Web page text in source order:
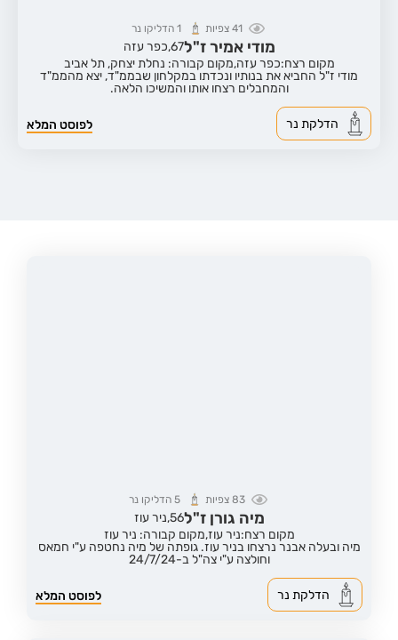
41 צפיות 1 הדליקו נר
מודי אמיר ז"ל67, כפר עזה
מקום רצח:כפר עזה,מקום קבורה: נחלת יצחק, תל אביב
מודי ז"ל החביא את בנותיו ונכדתו במקלחון שבממ"ד, יצא מהממ"ד
והמחבלים רצחו אותו והמשיכו הלאה.
לפוסט המלא הדלקת נר
83 צפיות 5הדליקו נר
מיה גורן ז"ל56, ניר עוז
מקום רצח:ניר עוז,מקום קבורה: ניר עוז
מיה ובעלה אבנר נרצחו בניר עוז. גופתה של מיה נחטפה ע"י חמאס
וחולצה ע"י צה"ל ב-24/7/24
לפוסט המלא הדלקת נר